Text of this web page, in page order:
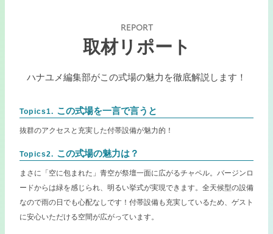
REPORT
取材リポート
ハナユメ編集部がこの式場の魅力を徹底解説します！
Topics1. この式場を一言で言うと
抜群のアクセスと充実した付帯設備が魅力的！
Topics2. この式場の魅力は？
まさに「空に包まれた」青空が祭壇一面に広がるチャペル。バージンロ
ードからは緑を感じられ、明るい挙式が実現できます。全天候型の設備
なので雨の日でも心配なしです！付帯設備も充実しているため、ゲスト
に安心いただける空間が広がっています。